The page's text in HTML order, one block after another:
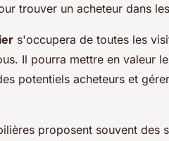
trouver un acheteur dans
s'occupera de toutes les
Il pourra mettre en valeur
potentiels acheteurs et
proposent souvent des